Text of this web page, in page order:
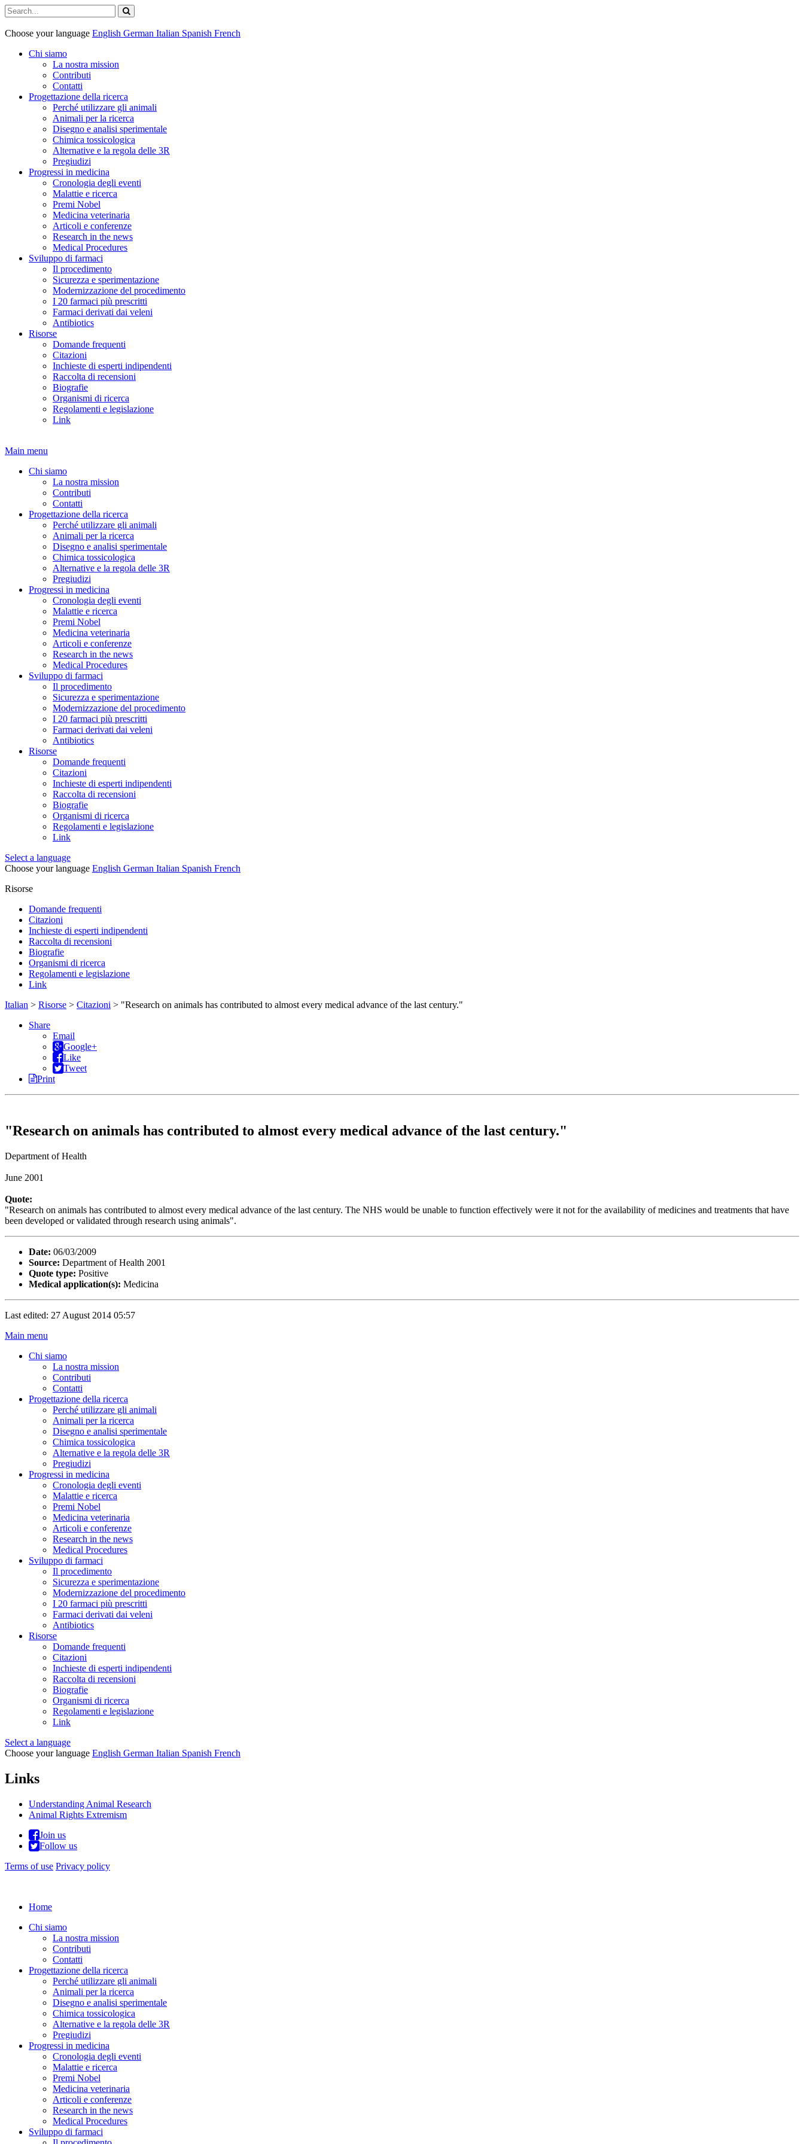
Choose your language English German Italian Spanish French
Chi siamo
La nostra mission
Contributi
Contatti
Progettazione della ricerca
Perché utilizzare gli animali
Animali per la ricerca
Disegno e analisi sperimentale
Chimica tossicologica
Alternative e la regola delle 3R
Pregiudizi
Progressi in medicina
Cronologia degli eventi
Malattie e ricerca
Premi Nobel
Medicina veterinaria
Articoli e conferenze
Research in the news
Medical Procedures
Sviluppo di farmaci
Il procedimento
Sicurezza e sperimentazione
Modernizzazione del procedimento
I 20 farmaci più prescritti
Farmaci derivati dai veleni
Antibiotics
Risorse
Domande frequenti
Citazioni
Inchieste di esperti indipendenti
Raccolta di recensioni
Biografie
Organismi di ricerca
Regolamenti e legislazione
Link
Main menu
Chi siamo
La nostra mission
Contributi
Contatti
Progettazione della ricerca
Perché utilizzare gli animali
Animali per la ricerca
Disegno e analisi sperimentale
Chimica tossicologica
Alternative e la regola delle 3R
Pregiudizi
Progressi in medicina
Cronologia degli eventi
Malattie e ricerca
Premi Nobel
Medicina veterinaria
Articoli e conferenze
Research in the news
Medical Procedures
Sviluppo di farmaci
Il procedimento
Sicurezza e sperimentazione
Modernizzazione del procedimento
I 20 farmaci più prescritti
Farmaci derivati dai veleni
Antibiotics
Risorse
Domande frequenti
Citazioni
Inchieste di esperti indipendenti
Raccolta di recensioni
Biografie
Organismi di ricerca
Regolamenti e legislazione
Link
Select a language
Choose your language English German Italian Spanish French
Risorse
Domande frequenti
Citazioni
Inchieste di esperti indipendenti
Raccolta di recensioni
Biografie
Organismi di ricerca
Regolamenti e legislazione
Link
Italian > Risorse > Citazioni > "Research on animals has contributed to almost every medical advance of the last century."
Share
Email
Google+
Like
Tweet
Print
"Research on animals has contributed to almost every medical advance of the last century."
Department of Health
June 2001
Quote:
"Research on animals has contributed to almost every medical advance of the last century. The NHS would be unable to function effectively were it not for the availability of medicines and treatments that have
been developed or validated through research using animals".
Date: 06/03/2009
Source: Department of Health 2001
Quote type: Positive
Medical application(s): Medicina
Last edited: 27 August 2014 05:57
Main menu
Chi siamo
La nostra mission
Contributi
Contatti
Progettazione della ricerca
Perché utilizzare gli animali
Animali per la ricerca
Disegno e analisi sperimentale
Chimica tossicologica
Alternative e la regola delle 3R
Pregiudizi
Progressi in medicina
Cronologia degli eventi
Malattie e ricerca
Premi Nobel
Medicina veterinaria
Articoli e conferenze
Research in the news
Medical Procedures
Sviluppo di farmaci
Il procedimento
Sicurezza e sperimentazione
Modernizzazione del procedimento
I 20 farmaci più prescritti
Farmaci derivati dai veleni
Antibiotics
Risorse
Domande frequenti
Citazioni
Inchieste di esperti indipendenti
Raccolta di recensioni
Biografie
Organismi di ricerca
Regolamenti e legislazione
Link
Select a language
Choose your language English German Italian Spanish French
Links
Understanding Animal Research
Animal Rights Extremism
Join us
Follow us
Terms of use Privacy policy
Home
Chi siamo
La nostra mission
Contributi
Contatti
Progettazione della ricerca
Perché utilizzare gli animali
Animali per la ricerca
Disegno e analisi sperimentale
Chimica tossicologica
Alternative e la regola delle 3R
Pregiudizi
Progressi in medicina
Cronologia degli eventi
Malattie e ricerca
Premi Nobel
Medicina veterinaria
Articoli e conferenze
Research in the news
Medical Procedures
Sviluppo di farmaci